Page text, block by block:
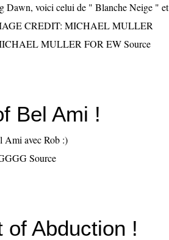
Dawn, voici celui de " Blanche Neige " et
CREDIT: MICHAEL MULLER
MULLER FOR EW Source
Bel Ami !
Ami avec Rob :)
Source
of Abduction !